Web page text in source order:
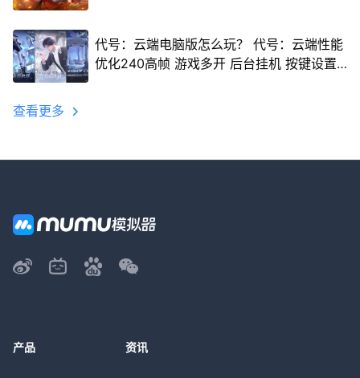
代号：云端电脑版怎么玩？ 代号：云端性能
优化240高帧 游戏多开 后台挂机 按键设置
查看更多
产品 资讯